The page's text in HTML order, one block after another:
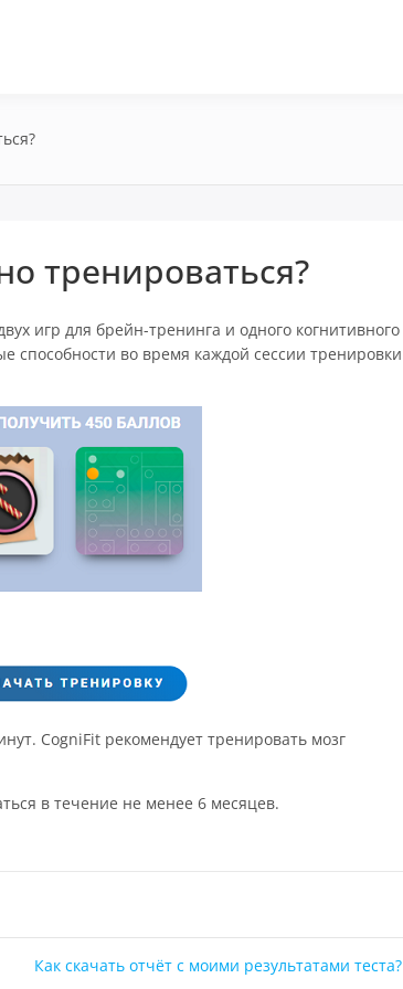
тренироваться?
игр для брейн-тренинга и одного когнитивного
способности во время каждой сессии тренировки
CogniFit рекомендует тренировать мозг
в течение не менее 6 месяцев.
Как скачать отчёт с моими результатами теста?